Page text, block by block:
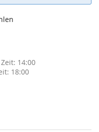
14:00
18:00